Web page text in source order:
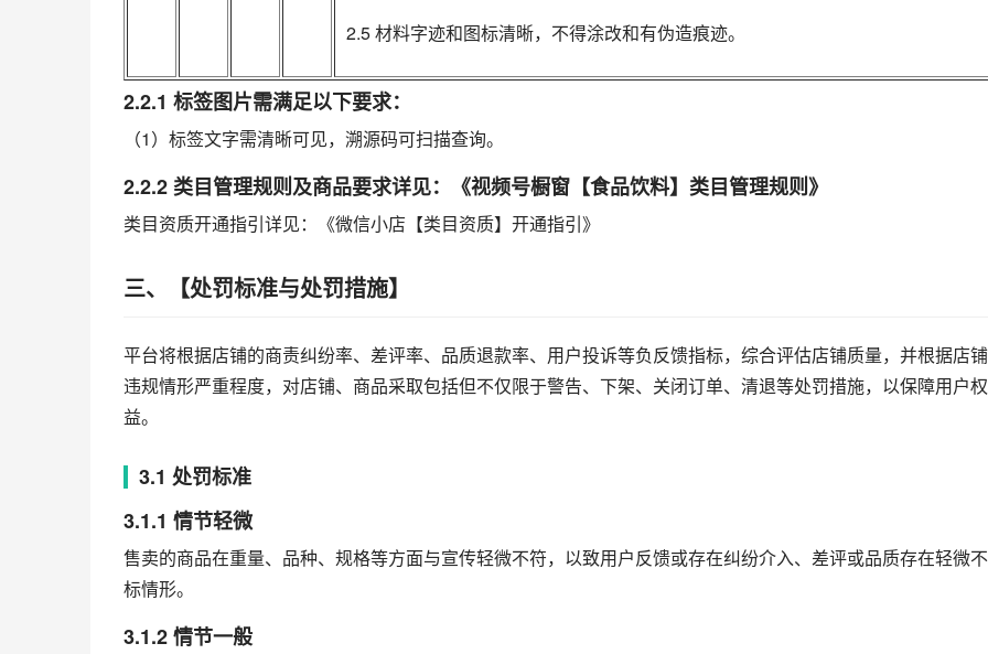
2.5 材料字迹和图标清晰，不得涂改和有伪造痕迹。
2.2.1 标签图片需满足以下要求：
（1）标签文字需清晰可见，溯源码可扫描查询。
2.2.2 类目管理规则及商品要求详见：《视频号橱窗【食品饮料】类目管理规则》
类目资质开通指引详见：《微信小店【类目资质】开通指引》
三、【处罚标准与处罚措施】
平台将根据店铺的商责纠纷率、差评率、品质退款率、用户投诉等负反馈指标，综合评估店铺质量，并根据店
违规情形严重程度，对店铺、商品采取包括但不仅限于警告、下架、关闭订单、清退等处罚措施，以保障用户权
益。
3.1 处罚标准
3.1.1 情节轻微
售卖的商品在重量、品种、规格等方面与宣传轻微不符，以致用户反馈或存在纠纷介入、差评或品质存在轻微
标情形。
3.1.2 情节一般